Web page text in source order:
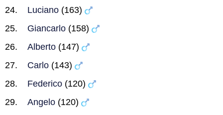
Luciano (163)
Giancarlo (158)
Alberto (147)
Carlo (143)
Federico (120)
Angelo (120)